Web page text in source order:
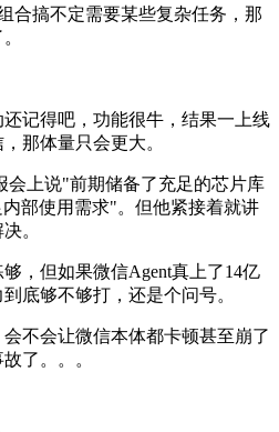
合搞不定需要某些复杂任务，那
记得吧，功能很牛，结果一上线
那体量只会更大。
会上说"前期储备了充足的芯片库
部使用需求"。但他紧接着就讲
。
，但如果微信Agent真上了14亿
底够不够打，还是个问号。
不会让微信本体都卡顿甚至崩了
了。。。